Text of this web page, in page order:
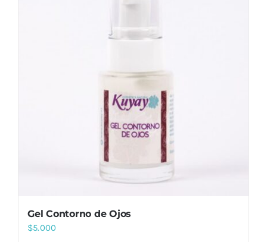
Gel Contorno de Ojos
$5.000